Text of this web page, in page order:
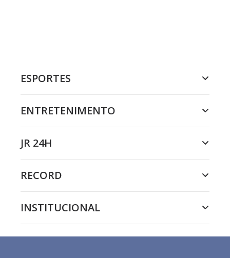
ESPORTES
ENTRETENIMENTO
JR 24H
RECORD
INSTITUCIONAL